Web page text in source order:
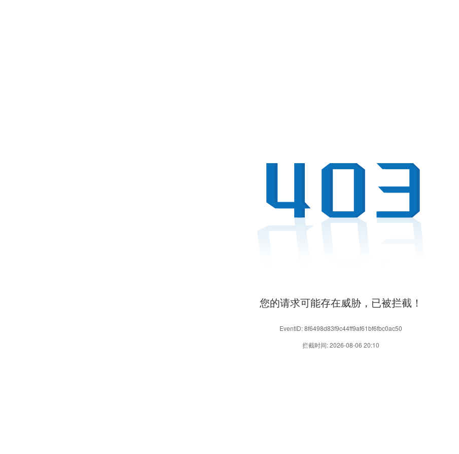
您的请求可能存在威胁，已被拦截！
EventID: 8f6498d83f9c44ff9af61bf6fbc0ac50
拦截时间: 2026-08-06 20:10